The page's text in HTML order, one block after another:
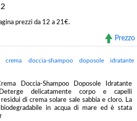
prezzi da 12 a 21€.
Prezzo
crema doccia-shampoo doposole idratante
Doccia-Shampoo Doposole Idratante
delicatamente corpo e capelli
di crema solare sale sabbia e cloro. La
in acqua di mare ed è stata